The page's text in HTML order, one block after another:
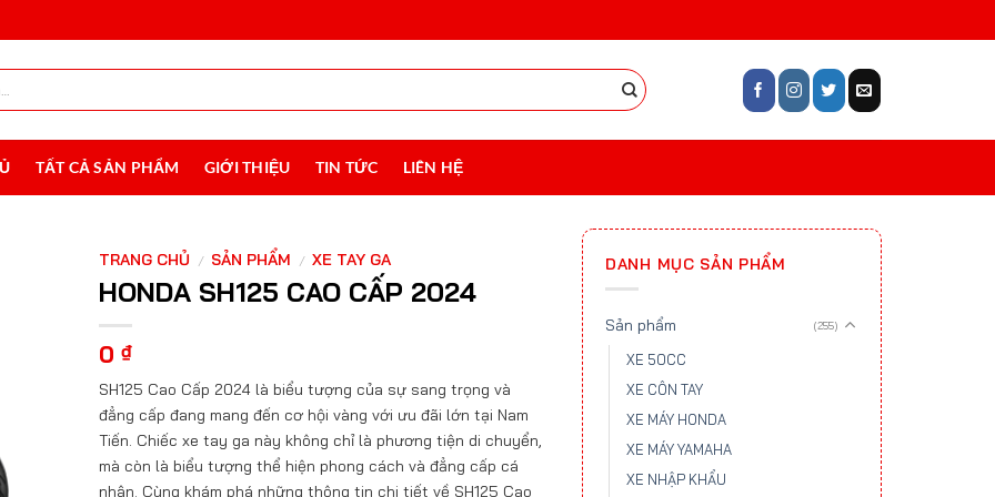
TẤT CẢ SẢN PHẨM GIỚI THIỆU TIN TỨC LIÊN HỆ
DANH MỤC SẢN PHẨM
Sản phẩm (255)
XE 50CC
XE CÔN TAY
XE MÁY HONDA
XE MÁY YAMAHA
XE NHẬP KHẨU
TRANG CHỦ / SẢN PHẨM / XE TAY GA
HONDA SH125 CAO CẤP 2024
0 ₫
SH125 Cao Cấp 2024 là biểu tượng của sự sang trọng và
đẳng cấp đang mang đến cơ hội vàng với ưu đãi lớn tại Nam
Tiến. Chiếc xe tay ga này không chỉ là phương tiện di chuyển,
mà còn là biểu tượng thể hiện phong cách và đẳng cấp cá
nhân. Cùng khám phá những thông tin chi tiết về SH125 Cao